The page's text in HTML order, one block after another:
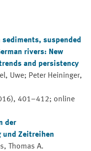
suspended
rivers: New
and persistency
Uwe; Peter Heininger,
401–412; online
der
und Zeitreihen
Thomas A.